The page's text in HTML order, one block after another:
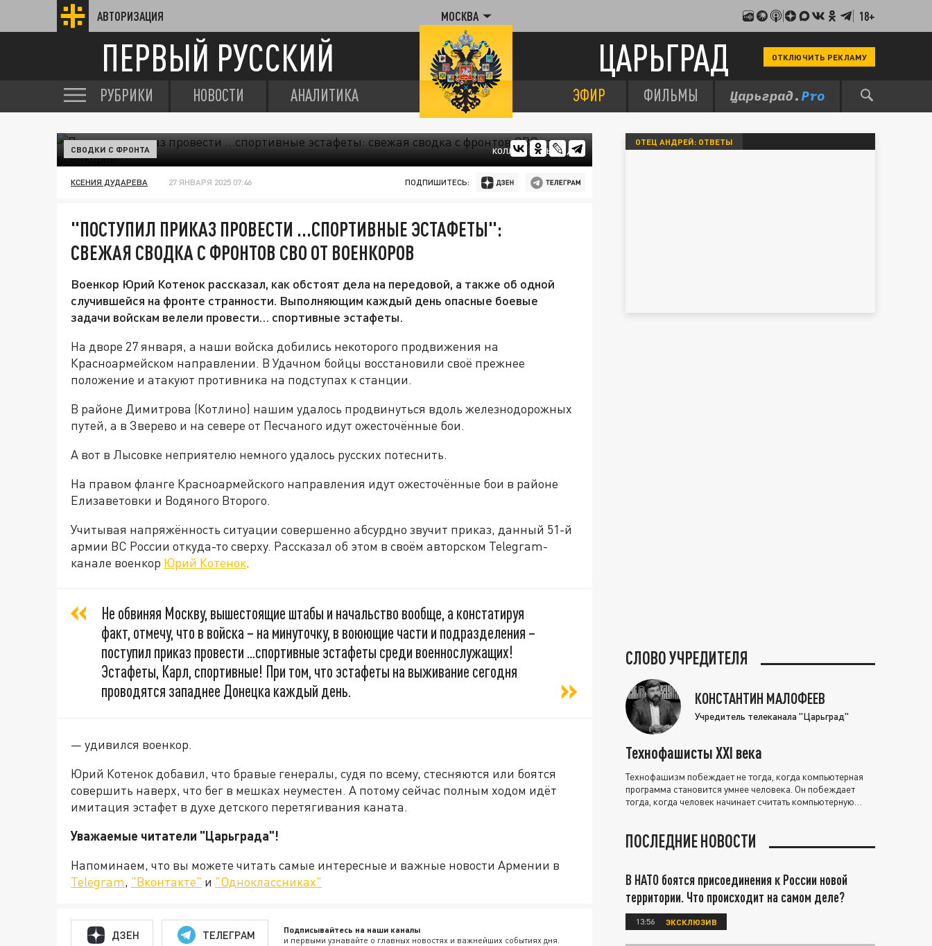
АВТОРИЗАЦИЯ МОСКВА 18+
ПЕРВЫЙ РУССКИЙ ЦАРЬГРАД ОТКЛЮЧИТЬ РЕКЛАМУ
РУБРИКИ НОВОСТИ АНАЛИТИКА ЭФИР ФИЛЬМЫ
КОЛЛАЖ ЦАРЬГРАДА
СВОДКИ С ФРОНТА
КСЕНИЯ ДУДАРЕВА 27 ЯНВАРЯ 2025 07:46 ПОДПИШИТЕСЬ:
"ПОСТУПИЛ ПРИКАЗ ПРОВЕСТИ ...СПОРТИВНЫЕ ЭСТАФЕТЫ":
СВЕЖАЯ СВОДКА С ФРОНТОВ СВО ОТ ВОЕНКОРОВ
Военкор Юрий Котенок рассказал, как обстоят дела на передовой, а также об одной
случившейся на фронте странности. Выполняющим каждый день опасные боевые
задачи войскам велели провести… спортивные эстафеты.
На дворе 27 января, а наши войска добились некоторого продвижения на
Красноармейском направлении. В Удачном бойцы восстановили своё прежнее
положение и атакуют противника на подступах к станции.
В районе Димитрова (Котлино) нашим удалось продвинуться вдоль железнодорожных
путей, а в Зверево и на севере от Песчаного идут ожесточённые бои.
А вот в Лысовке неприятелю немного удалось русских потеснить.
На правом фланге Красноармейского направления идут ожесточённые бои в районе
Елизаветовки и Водяного Второго.
Учитывая напряжённость ситуации совершенно абсурдно звучит приказ, данный 51-й
армии ВС России откуда-то сверху. Рассказал об этом в своём авторском Telegram-
канале военкор Юрий Котенок.
Не обвиняя Москву, вышестоящие штабы и начальство вообще, а констатируя
факт, отмечу, что в войска – на минуточку, в воюющие части и подразделения –
поступил приказ провести ...спортивные эстафеты среди военнослужащих!
Эстафеты, Карл, спортивные! При том, что эстафеты на выживание сегодня
проводятся западнее Донецка каждый день.
— удивился военкор.
Юрий Котенок добавил, что бравые генералы, судя по всему, стесняются или боятся
совершить наверх, что бег в мешках неуместен. А потому сейчас полным ходом идёт
имитация эстафет в духе детского перетягивания каната.
Уважаемые читатели "Царьграда"!
Напоминаем, что вы можете читать самые интересные и важные новости Армении в
Telegram, "Вконтакте" и "Одноклассниках"
ДЗЕН ТЕЛЕГРАМ Подписывайтесь на наши каналы
и первыми узнавайте о главных новостях и важнейших событиях дня.
ОТЕЦ АНДРЕЙ: ОТВЕТЫ
СЛОВО УЧРЕДИТЕЛЯ
КОНСТАНТИН МАЛОФЕЕВ
Учредитель телеканала "Царьград"
Технофашисты XXI века
Технофашизм побеждает не тогда, когда компьютерная
программа становится умнее человека. Он побеждает
тогда, когда человек начинает считать компьютерную
ПОСЛЕДНИЕ НОВОСТИ
В НАТО боятся присоединения к России новой
территории. Что происходит на самом деле?
13:56 ЭКСКЛЮЗИВ